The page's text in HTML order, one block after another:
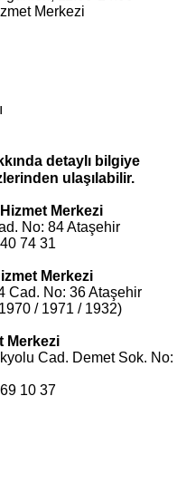
Merkezi
detaylı bilgiye
ulaşılabilir.
Merkezi
No: 84 Ataşehir
74 31
Merkezi
Cad. No: 36 Ataşehir
/ 1971 / 1932)
Merkezi
Cad. Demet Sok. No:
10 37